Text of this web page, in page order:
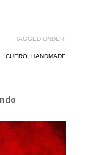
TAGGED UNDER:
CUERO HANDMADE